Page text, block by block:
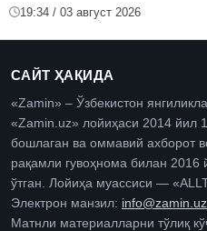
19:34 / 03 август 2026
САЙТ ҲАҚИДА
«Zamin» – Ўзбекистон
«Zamin.uz» лойиҳаси 2014 йил
бошлаган ва оммавий ахборот
рақамли гувоҳнома билан 2016
ўтган. Лойиҳа муассиси —
Электрон манзил: info@zamin.uz
Матнли материалларни тўлиқ